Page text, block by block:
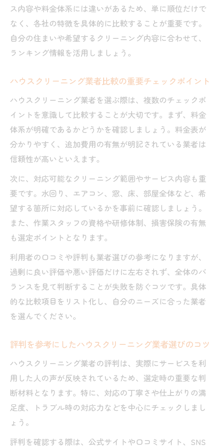
ス内容や料金体系には違いがあるため、単に順位だけで
なく、各社の特徴を具体的に比較することが重要です。
自分の住まいや希望するクリーニング内容に合わせて、
ランキング情報を活用しましょう。
ハウスクリーニング業者比較の重要チェックポイント
ハウスクリーニング業者を選ぶ際は、複数のチェックポ
イントを意識して比較することが大切です。まず、料金
体系が明確であるかどうかを確認しましょう。料金表が
分かりやすく、追加費用の有無が明記されている業者は
信頼性が高いといえます。
次に、対応可能なクリーニング範囲やサービス内容も重
要です。水回り、エアコン、窓、床、部屋全体など、希
望する箇所に対応しているかを事前に確認しましょう。
また、作業スタッフの資格や研修体制、損害保険の有無
も選定ポイントとなります。
利用者の口コミや評判も業者選びの参考になりますが、
過剰に良い評価や悪い評価だけに左右されず、全体のバ
ランスを見て判断することが失敗を防ぐコツです。具体
的な比較項目をリスト化し、自分のニーズに合った業者
を選んでください。
評判を参考にしたハウスクリーニング業者選びのコツ
ハウスクリーニング業者の評判は、実際にサービスを利
用した人の声が反映されているため、選定時の重要な判
断材料となります。特に、対応の丁寧さや仕上がりの満
足度、トラブル時の対応力などを中心にチェックしまし
ょう。
評判を確認する際は、公式サイトや口コミサイト、SNS